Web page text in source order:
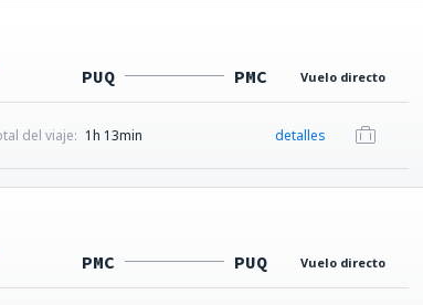
PUQ PMC Vuelo directo
del viaje: 1h 13min detalles
PMC PUQ Vuelo directo